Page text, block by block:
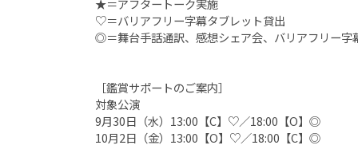
★＝アフタートーク実施
♡＝バリアフリー字幕タブレット貸出
◎＝舞台手話通訳、感想シェア会、バリアフリー字
［鑑賞サポートのご案内］
対象公演
9月30日（水）13:00【C】♡／18:00【O】◎
10月2日（金）13:00【O】♡／18:00【C】◎